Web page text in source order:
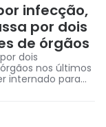
infecção,
por dois
de órgãos
dois
nos últimos
internado para